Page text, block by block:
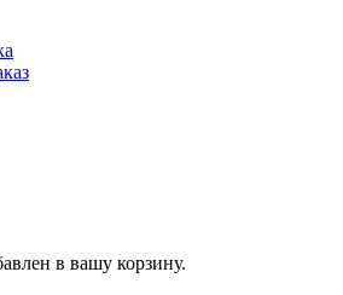
в вашу корзину.